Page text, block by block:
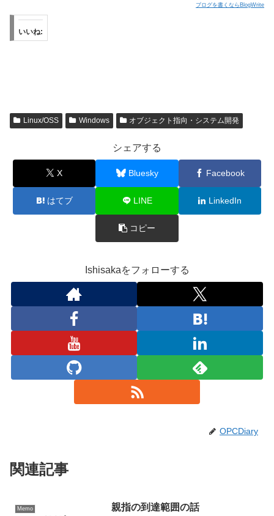
ブログを書くならBlogWrite
いいね:
Linux/OSS Windows オブジェクト指向・システム開発
シェアする
X Bluesky Facebook
はてブ LINE LinkedIn
コピー
Ishisakaをフォローする
OPCDiary
関連記事
Memo 親指の到達範囲の話